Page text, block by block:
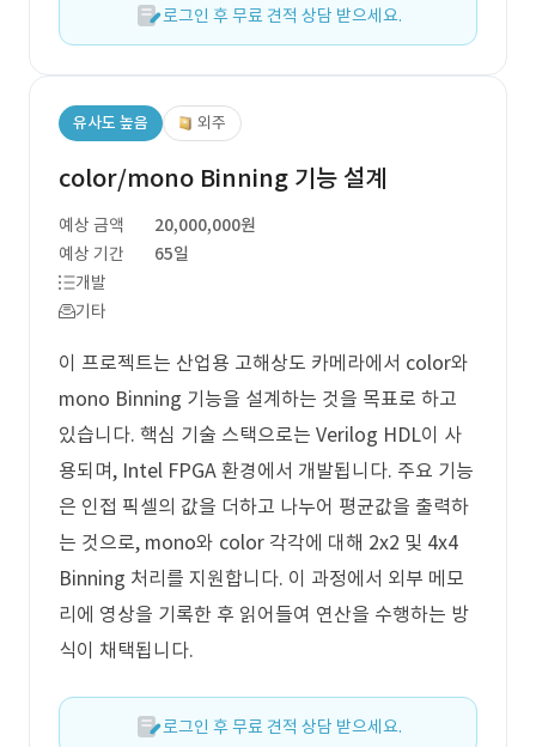
로그인 후 무료 견적 상담 받으세요.
유사도 높음 외주
color/mono Binning 기능 설계
예상 금액
20,000,000원
예상 기간
65일
개발
기타
이 프로젝트는 산업용 고해상도 카메라에서 color와
mono Binning 기능을 설계하는 것을 목표로 하고
있습니다. 핵심 기술 스택으로는 Verilog HDL이 사
용되며, Intel FPGA 환경에서 개발됩니다. 주요 기능
은 인접 픽셀의 값을 더하고 나누어 평균값을 출력하
는 것으로, mono와 color 각각에 대해 2x2 및 4x4
Binning 처리를 지원합니다. 이 과정에서 외부 메모
리에 영상을 기록한 후 읽어들여 연산을 수행하는 방
식이 채택됩니다.
로그인 후 무료 견적 상담 받으세요.